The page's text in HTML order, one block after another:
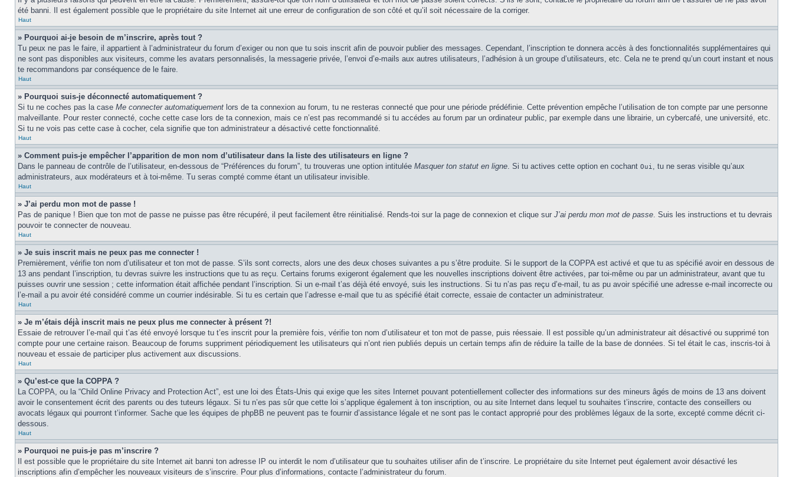
été banni. Il est également possible que le propriétaire du site Internet ait une erreur de configuration de son côté et qu’il soit nécessaire de la corriger.
Haut
» Pourquoi ai-je besoin de m’inscrire, après tout ?
Tu peux ne pas le faire, il appartient à l’administrateur du forum d’exiger ou non que tu sois inscrit afin de pouvoir publier des messages. Cependant, l’inscription te donnera accès à des fonctionnalités supplémentaires qui
ne sont pas disponibles aux visiteurs, comme les avatars personnalisés, la messagerie privée, l’envoi d’e-mails aux autres utilisateurs, l’adhésion à un groupe d’utilisateurs, etc. Cela ne te prend qu’un court instant et nous
te recommandons par conséquence de le faire.
Haut
» Pourquoi suis-je déconnecté automatiquement ?
Si tu ne coches pas la case Me connecter automatiquement lors de ta connexion au forum, tu ne resteras connecté que pour une période prédéfinie. Cette prévention empêche l’utilisation de ton compte par une personne
malveillante. Pour rester connecté, coche cette case lors de ta connexion, mais ce n’est pas recommandé si tu accédes au forum par un ordinateur public, par exemple dans une librairie, un cybercafé, une université, etc.
Si tu ne vois pas cette case à cocher, cela signifie que ton administrateur a désactivé cette fonctionnalité.
Haut
» Comment puis-je empêcher l’apparition de mon nom d’utilisateur dans la liste des utilisateurs en ligne ?
Dans le panneau de contrôle de l’utilisateur, en-dessous de “Préférences du forum”, tu trouveras une option intitulée Masquer ton statut en ligne. Si tu actives cette option en cochant Oui , tu ne seras visible qu’aux
administrateurs, aux modérateurs et à toi-même. Tu seras compté comme étant un utilisateur invisible.
Haut
» J’ai perdu mon mot de passe !
Pas de panique ! Bien que ton mot de passe ne puisse pas être récupéré, il peut facilement être réinitialisé. Rends-toi sur la page de connexion et clique sur J’ai perdu mon mot de passe. Suis les instructions et tu devrais
pouvoir te connecter de nouveau.
Haut
» Je suis inscrit mais ne peux pas me connecter !
Premièrement, vérifie ton nom d’utilisateur et ton mot de passe. S’ils sont corrects, alors une des deux choses suivantes a pu s’être produite. Si le support de la COPPA est activé et que tu as spécifié avoir en dessous de
13 ans pendant l’inscription, tu devras suivre les instructions que tu as reçu. Certains forums exigeront également que les nouvelles inscriptions doivent être activées, par toi-même ou par un administrateur, avant que tu
puisses ouvrir une session ; cette information était affichée pendant l’inscription. Si un e-mail t’as déjà été envoyé, suis les instructions. Si tu n’as pas reçu d’e-mail, tu as pu avoir spécifié une adresse e-mail incorrecte ou
l’e-mail a pu avoir été considéré comme un courrier indésirable. Si tu es certain que l’adresse e-mail que tu as spécifié était correcte, essaie de contacter un administrateur.
Haut
» Je m’étais déjà inscrit mais ne peux plus me connecter à présent ?!
Essaie de retrouver l’e-mail qui t’as été envoyé lorsque tu t’es inscrit pour la première fois, vérifie ton nom d’utilisateur et ton mot de passe, puis réessaie. Il est possible qu’un administrateur ait désactivé ou supprimé ton
compte pour une certaine raison. Beaucoup de forums suppriment périodiquement les utilisateurs qui n’ont rien publiés depuis un certain temps afin de réduire la taille de la base de données. Si tel était le cas, inscris-toi à
nouveau et essaie de participer plus activement aux discussions.
Haut
» Qu’est-ce que la COPPA ?
La COPPA, ou la “Child Online Privacy and Protection Act”, est une loi des États-Unis qui exige que les sites Internet pouvant potentiellement collecter des informations sur des mineurs âgés de moins de 13 ans doivent
avoir le consentement écrit des parents ou des tuteurs légaux. Si tu n’es pas sûr que cette loi s’applique également à ton inscription, ou au site Internet dans lequel tu souhaites t’inscrire, contacte des conseillers ou
avocats légaux qui pourront t’informer. Sache que les équipes de phpBB ne peuvent pas te fournir d’assistance légale et ne sont pas le contact approprié pour des problèmes légaux de la sorte, excepté comme décrit ci-
dessous.
Haut
» Pourquoi ne puis-je pas m’inscrire ?
Il est possible que le propriétaire du site Internet ait banni ton adresse IP ou interdit le nom d’utilisateur que tu souhaites utiliser afin de t’inscrire. Le propriétaire du site Internet peut également avoir désactivé les
inscriptions afin d’empêcher les nouveaux visiteurs de s’inscrire. Pour plus d’informations, contacte l’administrateur du forum.